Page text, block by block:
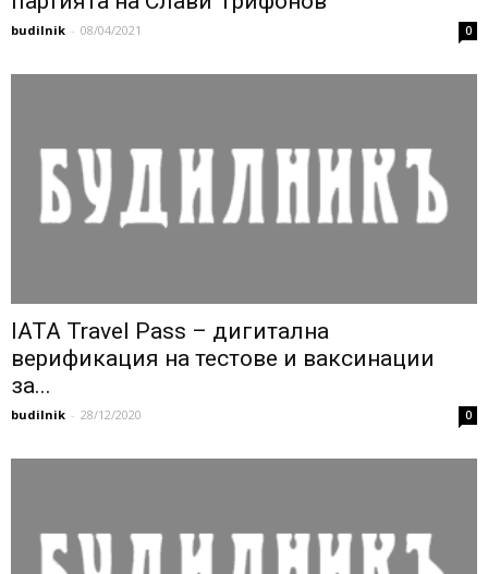
budilnik - 08/04/2021 0
IATA Travel Pass – дигитална
верификация на тестове и ваксинации
за...
budilnik - 28/12/2020 0